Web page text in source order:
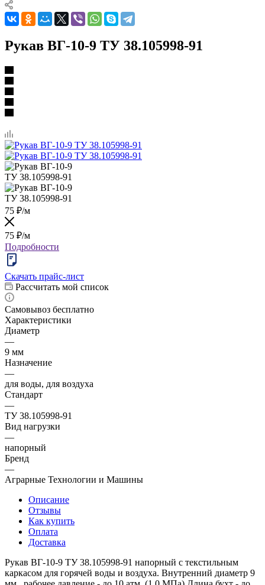
Рукав ВГ-10-9 ТУ 38.105998-91
75 ₽/м
75 ₽/м
Подробности
Скачать прайс-лист
Рассчитать мой список
Самовывоз бесплатно
Характеристики
Диаметр
—
9 мм
Назначение
—
для воды, для воздуха
Стандарт
—
ТУ 38.105998-91
Вид нагрузки
—
напорный
Бренд
—
Аграрные Технологии и Машины
Описание
Отзывы
Как купить
Оплата
Доставка
Рукав ВГ-10-9 ТУ 38.105998-91 напорный с текстильным
каркасом для горячей воды и воздуха. Внутренний диаметр 9